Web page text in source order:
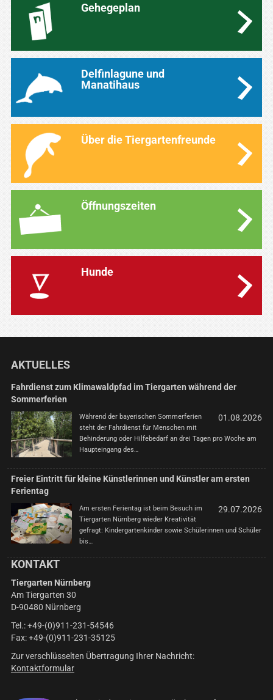
Gehegeplan
Delfinlagune und
Manatihaus
Über die Tiergartenfreunde
Öffnungszeiten
Hunde
AKTUELLES
Fahrdienst zum Klimawaldpfad im Tiergarten während der
Sommerferien
01.08.2026
Während der bayerischen Sommerferien
steht der Fahrdienst für Menschen mit
Behinderung oder Hilfebedarf an drei Tagen pro Woche am
Haupteingang des…
Freier Eintritt für kleine Künstlerinnen und Künstler am ersten
Ferientag
29.07.2026
Am ersten Ferientag ist beim Besuch im
Tiergarten Nürnberg wieder Kreativität
gefragt: Kindergartenkinder sowie Schülerinnen und Schüler
bis…
KONTAKT
Tiergarten Nürnberg
Am Tiergarten 30
D-90480 Nürnberg
Tel.: +49-(0)911-231-54546
Fax: +49-(0)911-231-35125
Zur verschlüsselten Übertragung Ihrer Nachricht:
Kontaktformular